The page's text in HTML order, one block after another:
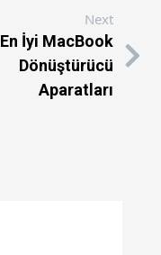
Next
En İyi MacBook
Dönüştürücü
Aparatları